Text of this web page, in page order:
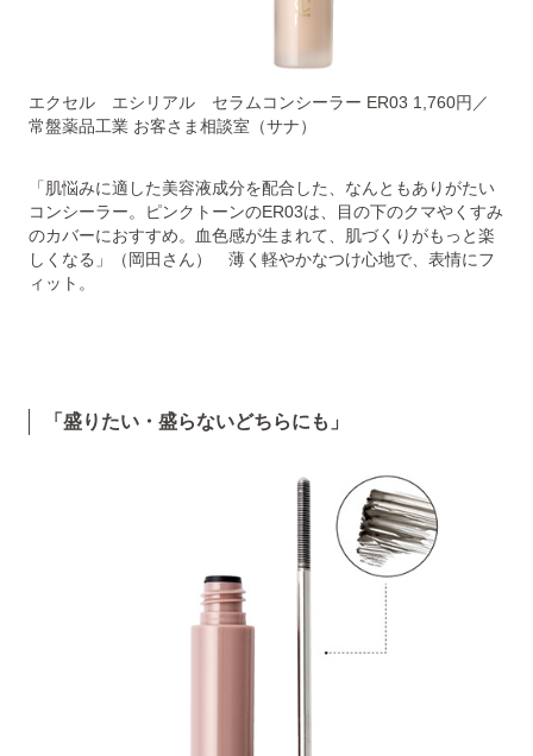
エクセル エシリアル セラムコンシーラー ER03 1,760円／
常盤薬品工業 お客さま相談室（サナ）
「肌悩みに適した美容液成分を配合した、なんともありがたい
コンシーラー。ピンクトーンのER03は、目の下のクマやくすみ
のカバーにおすすめ。血色感が生まれて、肌づくりがもっと楽
しくなる」（岡田さん） 薄く軽やかなつけ心地で、表情にフ
ィット。
「盛りたい・盛らないどちらにも」